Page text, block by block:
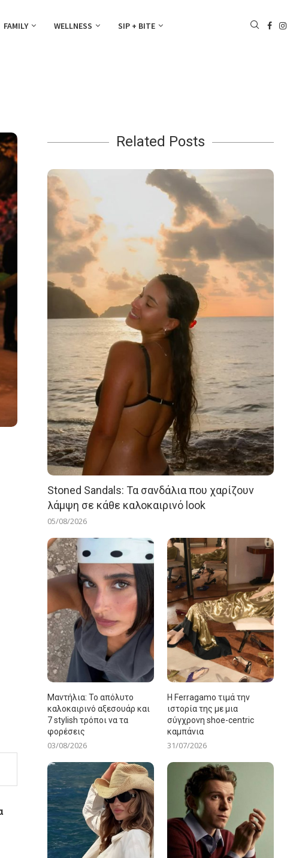
FAMILY WELLNESS SIP + BITE
Related Posts
Stoned Sandals: Τα σανδάλια που χαρίζουν
λάμψη σε κάθε καλοκαιρινό look
05/08/2026
Μαντήλια: Το απόλυτο
καλοκαιρινό αξεσουάρ και
7 stylish τρόποι να τα
φορέσεις
03/08/2026
Η Ferragamo τιμά την
ιστορία της με μια
σύγχρονη shoe-centric
καμπάνια
31/07/2026